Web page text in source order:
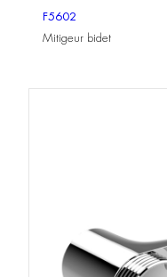
F5602
Mitigeur bidet